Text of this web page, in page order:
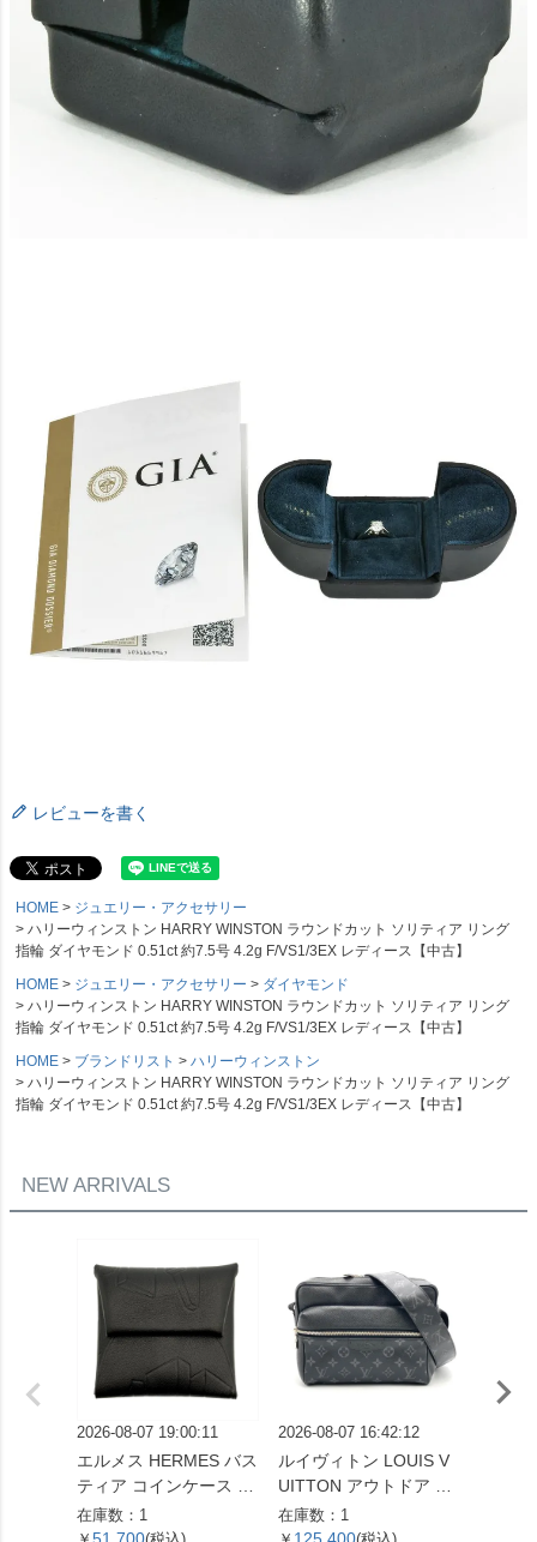
レビューを書く
HOME
ジュエリー・アクセサリー
ハリーウィンストン HARRY WINSTON ラウンドカット ソリティア リング
指輪 ダイヤモンド 0.51ct 約7.5号 4.2g F/VS1/3EX レディース【中古】
HOME
ジュエリー・アクセサリー
ダイヤモンド
ハリーウィンストン HARRY WINSTON ラウンドカット ソリティア リング
指輪 ダイヤモンド 0.51ct 約7.5号 4.2g F/VS1/3EX レディース【中古】
HOME
ブランドリスト
ハリーウィンストン
ハリーウィンストン HARRY WINSTON ラウンドカット ソリティア リング
指輪 ダイヤモンド 0.51ct 約7.5号 4.2g F/VS1/3EX レディース【中古】
NEW ARRIVALS
2026-08-07 19:00:11
エルメス HERMES バス
ティア コインケース ス
イフト X刻印 ノワール
THE NATURE OF MEN
在庫数：1
51,700
2026-08-07 16:42:12
ルイヴィトン LOUIS V
UITTON アウトドア メ
ッセンジャー PM ショ
ルダーバッグ タイガ ラ
在庫数：1
125,400